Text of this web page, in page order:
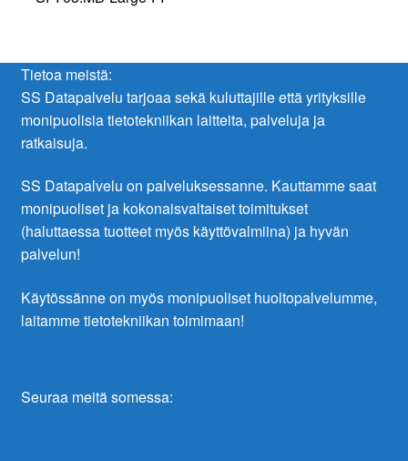
Tietoa meistä:
SS Datapalvelu tarjoaa sekä kuluttajille että yrityksille
monipuolisia tietotekniikan laitteita, palveluja ja
ratkaisuja.
SS Datapalvelu on palveluksessanne. Kauttamme saat
monipuoliset ja kokonaisvaltaiset toimitukset
(haluttaessa tuotteet myös käyttövalmiina) ja hyvän
palvelun!
Käytössänne on myös monipuoliset huoltopalvelumme,
laitamme tietotekniikan toimimaan!
Seuraa meitä somessa: